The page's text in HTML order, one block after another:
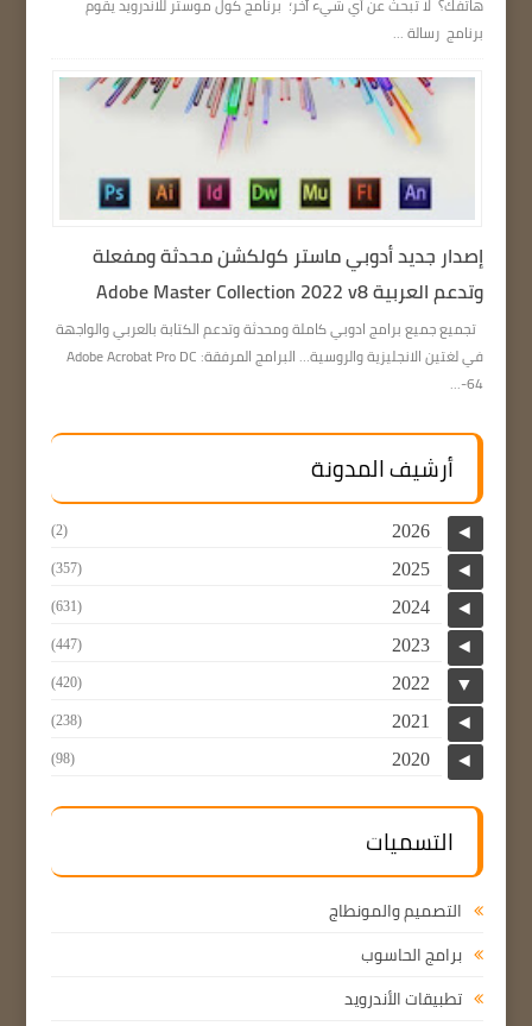
برنامج رسالة ...
إصدار جديد أدوبي ماستر كولكشن محدثة ومفعلة
وتدعم العربية Adobe Master Collection 2022 v8
تجميع جميع برامج ادوبي كاملة ومحدثة وتدعم الكتابة بالعربي والواجهة
في لغتين الانجليزية والروسية… البرامج المرفقة: Adobe Acrobat Pro DC
64-...
أرشيف المدونة
◄
2026
(2)
◄
2025
(357)
◄
2024
(631)
◄
2023
(447)
▼
2022
(420)
◄
2021
(238)
◄
2020
(98)
التسميات
التصميم والمونطاج
برامج الحاسوب
تطبيقات الأندرويد